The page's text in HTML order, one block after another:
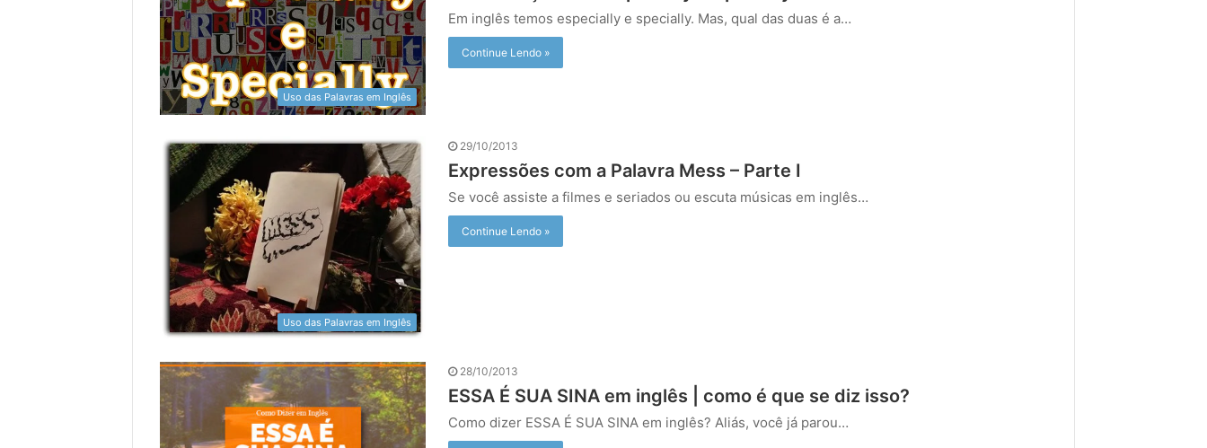
Uso das Palavras em Inglês
Em inglês temos especially e specially. Mas, qual das duas é a…
Continue Lendo »
Uso das Palavras em Inglês
29/10/2013
Expressões com a Palavra Mess – Parte I
Se você assiste a filmes e seriados ou escuta músicas em inglês…
Continue Lendo »
28/10/2013
ESSA É SUA SINA em inglês | como é que se diz isso?
Como dizer ESSA É SUA SINA em inglês? Aliás, você já parou…